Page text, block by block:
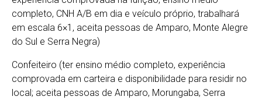
completo, CNH A/B em dia e veículo próprio, trabalhará
em escala 6×1, aceita pessoas de Amparo, Monte Alegre
do Sul e Serra Negra)
Confeiteiro (ter ensino médio completo, experiência
comprovada em carteira e disponibilidade para residir no
local; aceita pessoas de Amparo, Morungaba, Serra